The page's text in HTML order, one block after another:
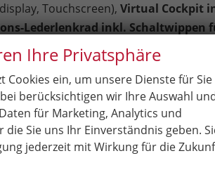
Touchscreen), Virtual Cockpit
Lederlenkrad inkl. Schaltwippen
Innenraumfilter,
, Isofix Beifahrersitz,
höhenverstellbar,Dachreling in
abblendend,
Müdigkeitserkennung,
Fußgängererkennung,
bequem
Ihre Privatsphäre
Cookies ein, um unsere Dienste für Sie
berücksichtigen wir Ihre Auswahl
für Marketing, Analytics und
Sie uns Ihr Einverständnis geben.
jederzeit mit Wirkung für die